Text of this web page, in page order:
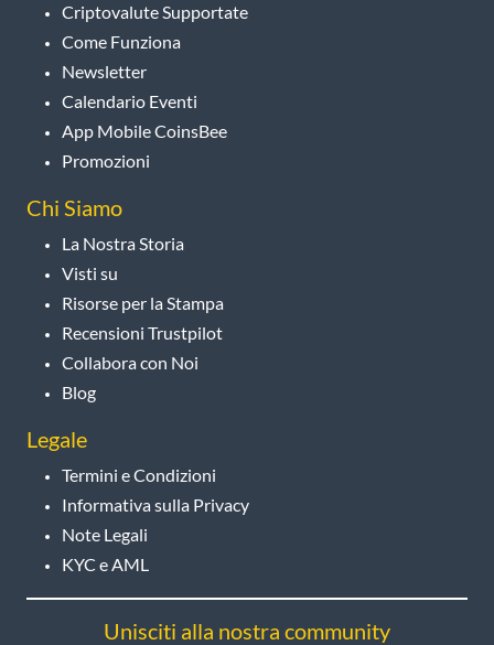
Criptovalute Supportate
Come Funziona
Newsletter
Calendario Eventi
App Mobile CoinsBee
Promozioni
Chi Siamo
La Nostra Storia
Visti su
Risorse per la Stampa
Recensioni Trustpilot
Collabora con Noi
Blog
Legale
Termini e Condizioni
Informativa sulla Privacy
Note Legali
KYC e AML
Unisciti alla nostra community